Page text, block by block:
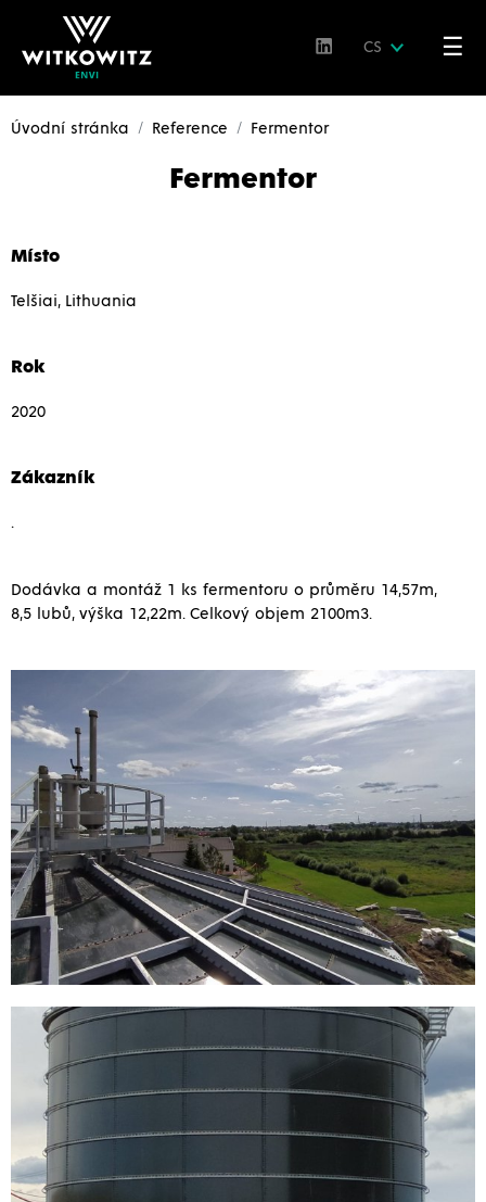
CS ☰
Úvodní stránka Reference Fermentor
Fermentor
Místo
Telšiai, Lithuania
Rok
2020
Zákazník
.
Dodávka a montáž 1 ks fermentoru o průměru 14,57m,
8,5 lubů, výška 12,22m. Celkový objem 2100m3.